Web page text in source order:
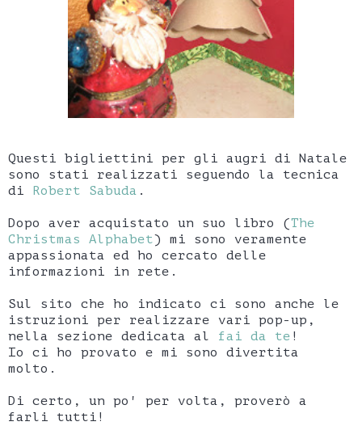
Questi bigliettini per gli augri di Natale
sono stati realizzati seguendo la tecnica
di
Robert Sabuda .
Dopo aver acquistato un suo libro (The
Christmas Alphabet) mi sono veramente
appassionata ed ho cercato delle
informazioni in rete.
Sul sito che ho indicato ci sono anche le
istruzioni per realizzare vari pop-up,
nella sezione dedicata al fai da te !
Io ci ho provato e mi sono divertita
molto.
Di certo, un po' per volta, proverò a
farli tutti!